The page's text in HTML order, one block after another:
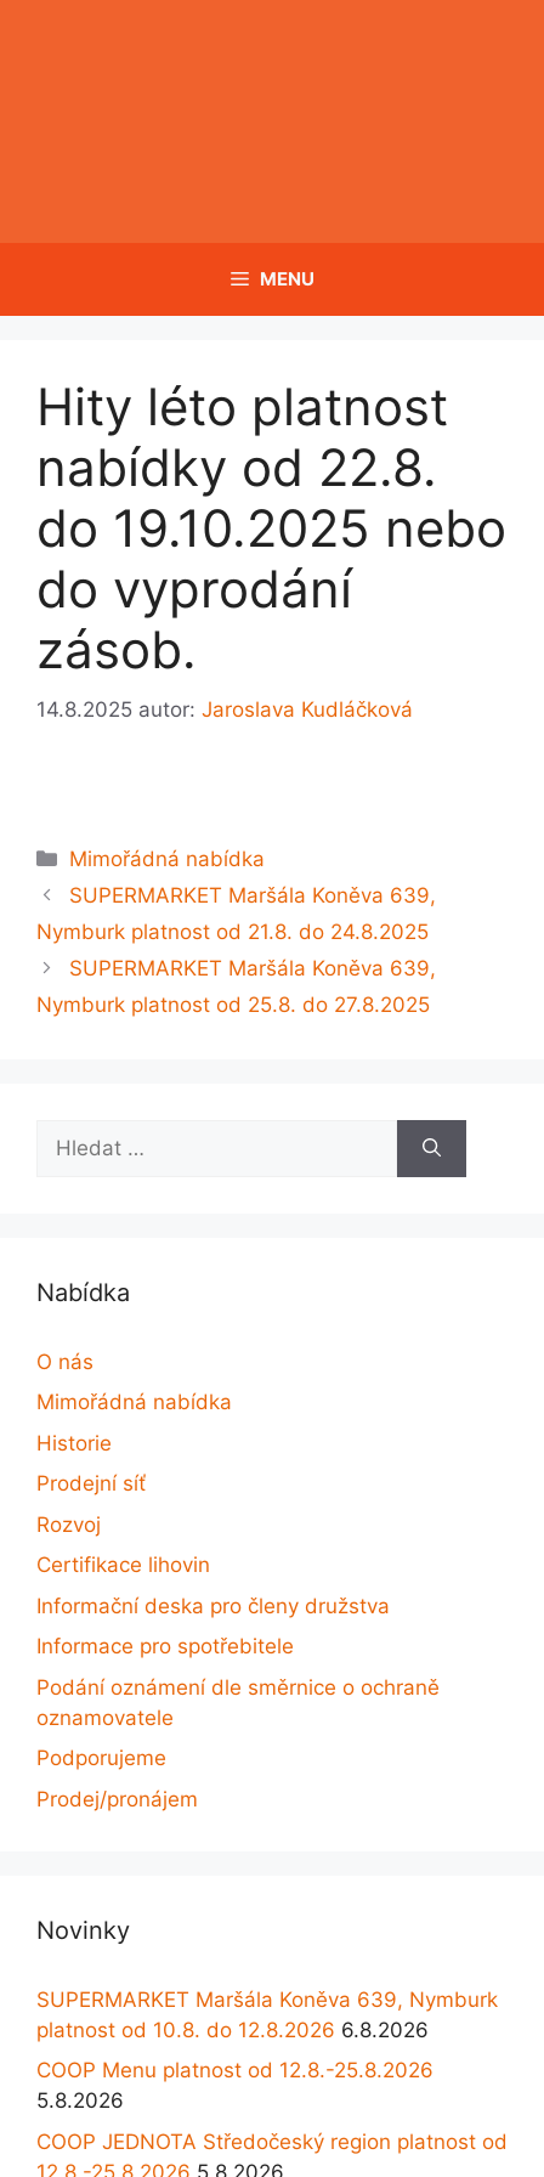
MENU
Hity léto platnost
nabídky od 22.8.
do 19.10.2025 nebo
do vyprodání
zásob.
14.8.2025 autor: Jaroslava Kudláčková
Rubriky
Mimořádná nabídka
SUPERMARKET Maršála Koněva 639,
Nymburk platnost od 21.8. do 24.8.2025
SUPERMARKET Maršála Koněva 639,
Nymburk platnost od 25.8. do 27.8.2025
Nabídka
O nás
Mimořádná nabídka
Historie
Prodejní síť
Rozvoj
Certifikace lihovin
Informační deska pro členy družstva
Informace pro spotřebitele
Podání oznámení dle směrnice o ochraně
oznamovatele
Podporujeme
Prodej/pronájem
Novinky
SUPERMARKET Maršála Koněva 639, Nymburk
platnost od 10.8. do 12.8.2026 6.8.2026
COOP Menu platnost od 12.8.-25.8.2026
5.8.2026
COOP JEDNOTA Středočeský region platnost od
12.8.-25.8.2026 5.8.2026